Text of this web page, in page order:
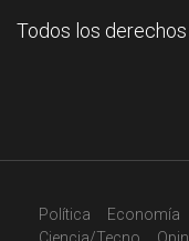
Todos los derechos
Política Economía